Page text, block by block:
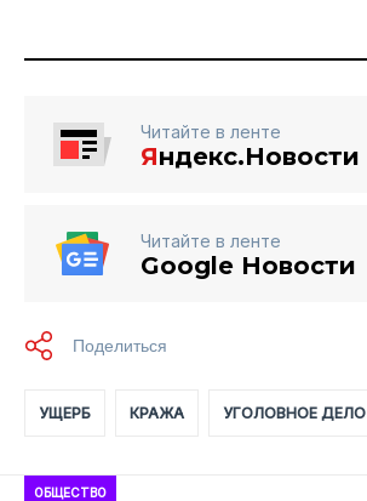
Читайте в ленте
Яндекс.Новости
Читайте в ленте
Google Новости
УЩЕРБ КРАЖА УГОЛОВНОЕ ДЕЛО
ОБЩЕСТВО